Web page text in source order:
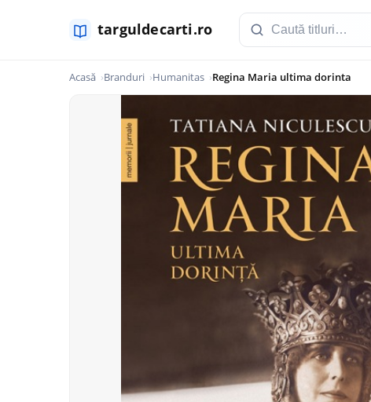
Acasă Branduri Humanitas Regina Maria ultima dorinta